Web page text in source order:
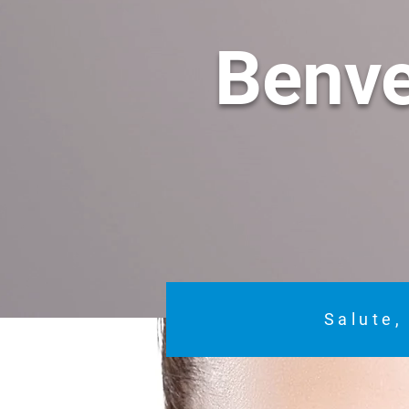
Salute,